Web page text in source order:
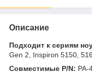
Описание
Подходит к сериям
Gen 2, Inspiron 5150,
Совместимые P/N: PA-